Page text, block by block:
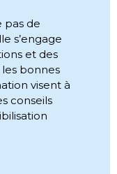
pas de
s’engage
et des
bonnes
visent à
conseils